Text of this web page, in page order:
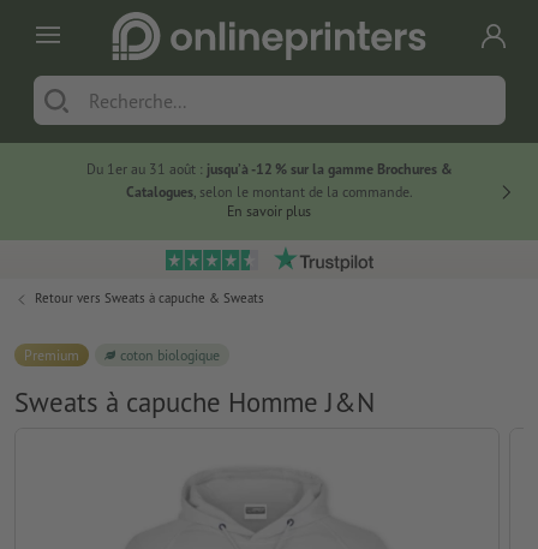
Du 1er au 31 août : jusqu’à -12 % sur la gamme Brochures &
Catalogues, selon le montant de la commande.
En savoir plus
Retour vers Sweats à capuche & Sweats
Premium coton biologique
Sweats à capuche Homme J&N